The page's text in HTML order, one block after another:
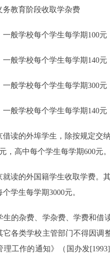
教育阶段收取学杂费
学校每个学生每学期100元
学校每个学生每学期140元
学校每个学生每学期300元
学校每个学生每学期140元
的外埠学生，除按规定交纳
，高中每个学生每学期600元。
的外国籍学生收取学费。其
学生每学期3000元。
杂费、学杂费、学费和借读
它各类学校主管部门不得因调
理工作的通知》（国办发